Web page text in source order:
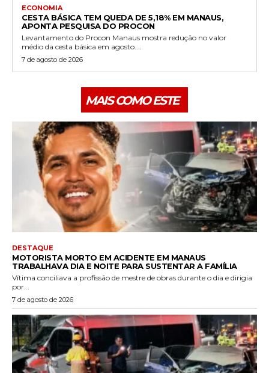
ECONOMIA
CESTA BÁSICA TEM QUEDA DE 5,18% EM MANAUS,
APONTA PESQUISA DO PROCON
Levantamento do Procon Manaus mostra redução no valor
médio da cesta básica em agosto....
7 de agosto de 2026
MAIS COMO ESTE
DESTAQUE
MOTORISTA MORTO EM ACIDENTE EM MANAUS
TRABALHAVA DIA E NOITE PARA SUSTENTAR A FAMÍLIA
Vítima conciliava a profissão de mestre de obras durante o dia e dirigia
por...
7 de agosto de 2026